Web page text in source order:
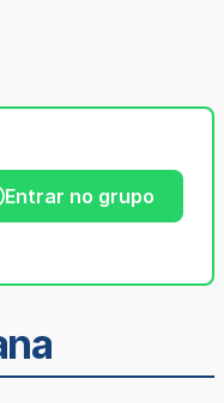
Entrar no grupo